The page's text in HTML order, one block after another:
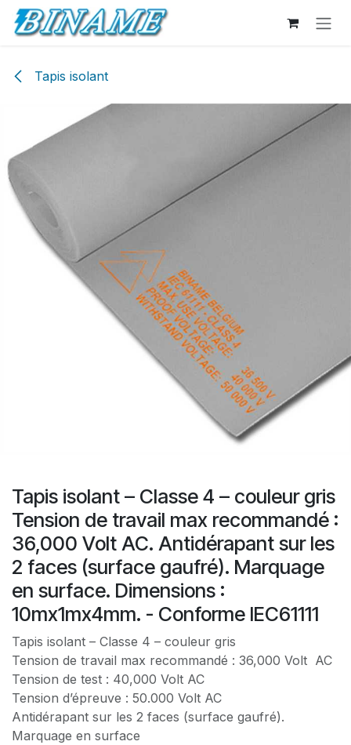
Se rendre au contenu
Tapis isolant
Tapis isolant – Classe 4 – couleur gris
Tension de travail max recommandé :
36,000 Volt AC. Antidérapant sur les
2 faces (surface gaufré). Marquage
en surface. Dimensions :
10mx1mx4mm. - Conforme IEC61111
Tapis isolant – Classe 4 – couleur gris
Tension de travail max recommandé : 36,000 Volt AC
Tension de test : 40,000 Volt AC
Tension d’épreuve : 50.000 Volt AC
Antidérapant sur les 2 faces (surface gaufré).
Marquage en surface